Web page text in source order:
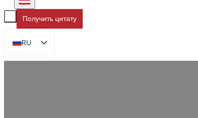
Получить цитату
RU
EN